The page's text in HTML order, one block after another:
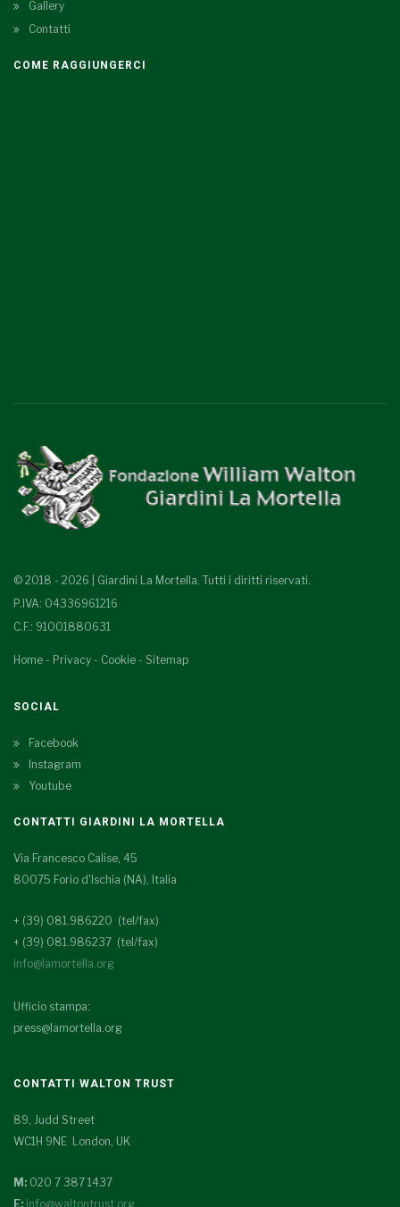
Gallery
Contatti
COME RAGGIUNGERCI
© 2018 - 2026 | Giardini La Mortella. Tutti i diritti riservati.
P.IVA: 04336961216
C.F.: 91001880631
Home - Privacy - Cookie - Sitemap
SOCIAL
Facebook
Instagram
Youtube
CONTATTI GIARDINI LA MORTELLA
Via Francesco Calise, 45
80075 Forio d'Ischia (NA), Italia
+ (39) 081.986220 (tel/fax)
+ (39) 081.986237 (tel/fax)
info@lamortella.org
Ufficio stampa:
press@lamortella.org
CONTATTI WALTON TRUST
89, Judd Street
WC1H 9NE London, UK
M: 020 7 387 1437
E: info@waltontrust.org